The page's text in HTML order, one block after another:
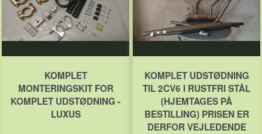
KOMPLET
MONTERINGSKIT FOR
KOMPLET UDSTØDNING -
LUXUS
KOMPLET UDSTØDNING
TIL 2CV6 I RUSTFRI STÅL
(HJEMTAGES PÅ
BESTILLING) PRISEN ER
DERFOR VEJLEDENDE